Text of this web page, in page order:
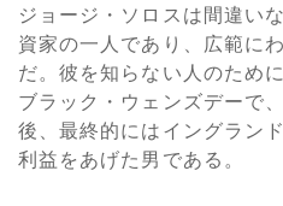
ジョージ・ソロスは間違い
資家の一人であり、広範に
だ。彼を知らない人のため
ブラック・ウェンズデーで
後、最終的にはイングラン
利益をあげた男である。